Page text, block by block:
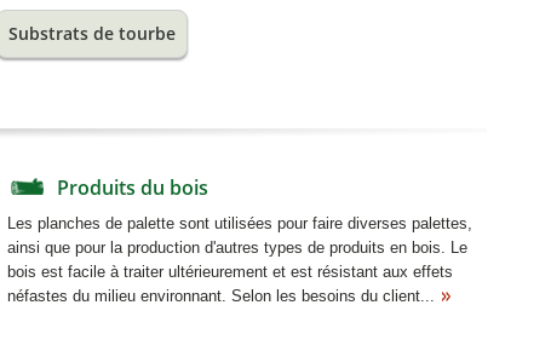
Substrats de tourbe
Produits du bois
Les planches de palette sont utilisées pour faire diverses palettes,
ainsi que pour la production d'autres types de produits en bois. Le
bois est facile à traiter ultérieurement et est résistant aux effets
néfastes du milieu environnant. Selon les besoins du client...